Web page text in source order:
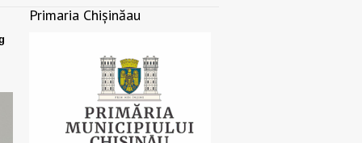
Primaria Chișinăau